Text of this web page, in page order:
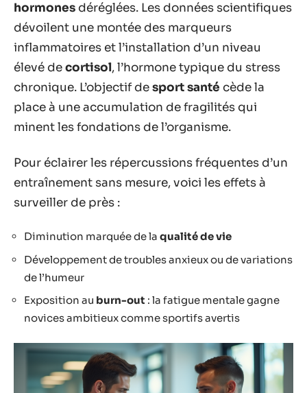
hormones déréglées. Les données scientifiques
dévoilent une montée des marqueurs
inflammatoires et l’installation d’un niveau
élevé decortisol, l’hormone typique du stress
chronique. L’objectif desport santé cède la
place à une accumulation de fragilités qui
minent les fondations de l’organisme.
Pour éclairer les répercussions fréquentes d’un
entraînement sans mesure, voici les effets à
surveiller de près :
Diminution marquée de la qualité de vie
Développement de troubles anxieux ou de variations
de l’humeur
Exposition au burn-out : la fatigue mentale gagne
novices ambitieux comme sportifs avertis